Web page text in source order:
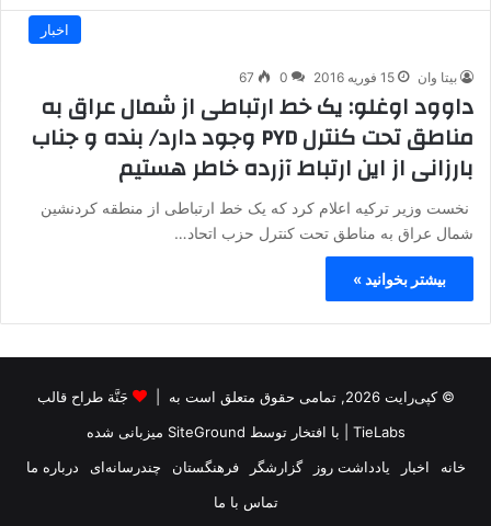
اخبار
بیتا وان 15 فوریه 2016 0
67
داوود اوغلو: یک خط ارتباطی از شمال عراق به
مناطق تحت کنترل PYD وجود دارد/ بنده و جناب
بارزانی از این ارتباط آزرده خاطر هستیم
نخست وزیر ترکیه اعلام کرد که یک خط ارتباطی از منطقه کردنشین
شمال عراق به مناطق تحت کنترل حزب اتحاد…
بیشتر بخوانید »
© کپی‌رایت 2026, تمامی حقوق متعلق است به |
جَنَّة طراح قالب
TieLabs | با افتخار توسط SiteGround میزبانی شده
خانه
اخبار یادداشت روز گزارشگر فرهنگستان چندرسانه‌ای
درباره ما
تماس با ما